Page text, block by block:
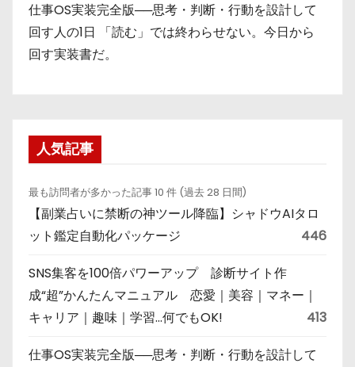
仕事OS実装完全版──思考・判断・行動を設計して
回す人の1日 「読む」では終わらせない。今日から
回す実装書だ。
人気記事
最も訪問者が多かった記事 10 件 (過去 28 日間)
【副業占いに禁断の神ツール降臨】シャドウAIタロ
ット鑑定自動化パッケージ
446
SNS集客を100倍パワーアップ 診断サイト作
成“超”かんたんマニュアル 恋愛｜美容｜マネー｜
キャリア｜趣味｜学習…何でもOK!
413
仕事OS実装完全版──思考・判断・行動を設計して